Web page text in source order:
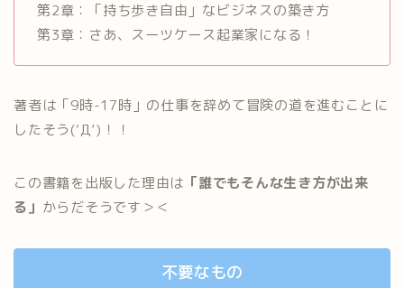
第2章：「持ち歩き自由」なビジネスの築き方
第3章：さあ、スーツケース起業家になる！
著者は「9時-17時」の仕事を辞めて冒険の道を進むことに
したそう(‘Д’)！！
この書籍を出版した理由は 「誰でもそんな生き方が出来
る」 からだそうです＞＜
不要なもの